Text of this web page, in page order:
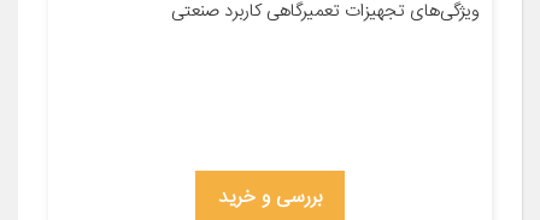
ویژگی‌های تجهیزات تعمیرگاهی کاربرد صنعتی
بررسی و خرید